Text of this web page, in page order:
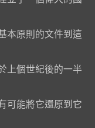
本原則的文件到這
上個世紀後的一半
可能將它還原到它